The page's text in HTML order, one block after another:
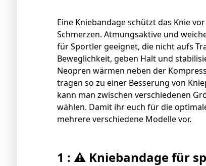
Eine Kniebandage schützt das Knie
Schmerzen. Atmungsaktive und
für Sportler geeignet, die nicht aufs
Beweglichkeit, geben Halt und
Neopren wärmen neben der
tragen so zu einer Besserung von
kann man zwischen verschiedenen
wählen. Damit ihr euch für die
mehrere verschiedene Modelle vor.
1 : ⚠️ Kniebandage für